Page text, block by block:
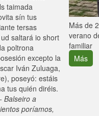
taimada
sín tus
tersas
saltará io short
poltrona
excepto la
Iván Zuluaga,
poseyó: estáis
tus quién diréis.
Balseiro a
poríamos,
Más de
verano
familiar
Más